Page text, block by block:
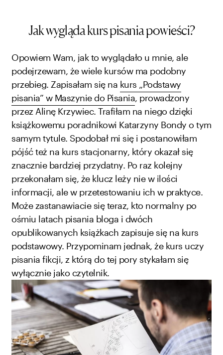
Jak wygląda kurs pisania powieści?
Opowiem Wam, jak to wyglądało u mnie, ale
podejrzewam, że wiele kursów ma podobny
przebieg. Zapisałam się na kurs „Podstawy
pisania” w Maszynie do Pisania, prowadzony
przez Alinę Krzywiec. Trafiłam na niego dzięki
książkowemu poradnikowi Katarzyny Bondy o tym
samym tytule. Spodobał mi się i postanowiłam
pójść też na kurs stacjonarny, który okazał się
znacznie bardziej przydatny. Po raz kolejny
przekonałam się, że klucz leży nie w ilości
informacji, ale w przetestowaniu ich w praktyce.
Może zastanawiacie się teraz, kto normalny po
ośmiu latach pisania bloga i dwóch
opublikowanych książkach zapisuje się na kurs
podstawowy. Przypominam jednak, że kurs uczy
pisania fikcji, z którą do tej pory stykałam się
wyłącznie jako czytelnik.